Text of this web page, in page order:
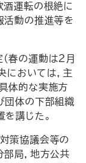
酒運転の根絶に
活動の推進等を
春の運動は２月
においては，主
体的な実施方
団体の下部組織
講じた。
策協議会等の
局，地方公共